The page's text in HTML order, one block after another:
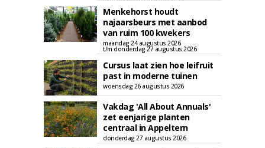
Menkehorst houdt
najaarsbeurs met aanbod
van ruim 100 kwekers
maandag 24 augustus 2026
t/m donderdag 27 augustus 2026
Cursus laat zien hoe leifruit
past in moderne tuinen
woensdag 26 augustus 2026
Vakdag 'All About Annuals'
zet eenjarige planten
centraal in Appeltern
donderdag 27 augustus 2026